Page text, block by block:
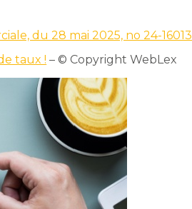
du 28 mai 2025, no 24-16013
taux ! – © Copyright WebLex